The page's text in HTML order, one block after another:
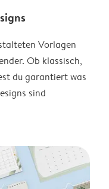
Vorlagen
Ob klassisch,
du garantiert was
sind